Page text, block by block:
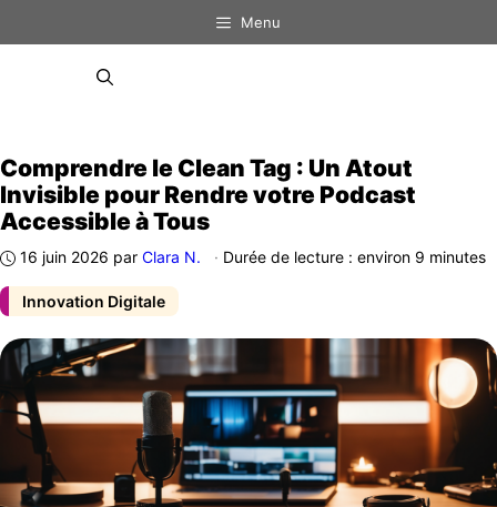
au
Menu
Innovation Digitale
Comprendre le Clean Tag : Un Atout
Invisible pour Rendre votre Podcast
Accessible à Tous
16 juin 2026 par Clara N. · Durée de lecture : environ 9 minutes